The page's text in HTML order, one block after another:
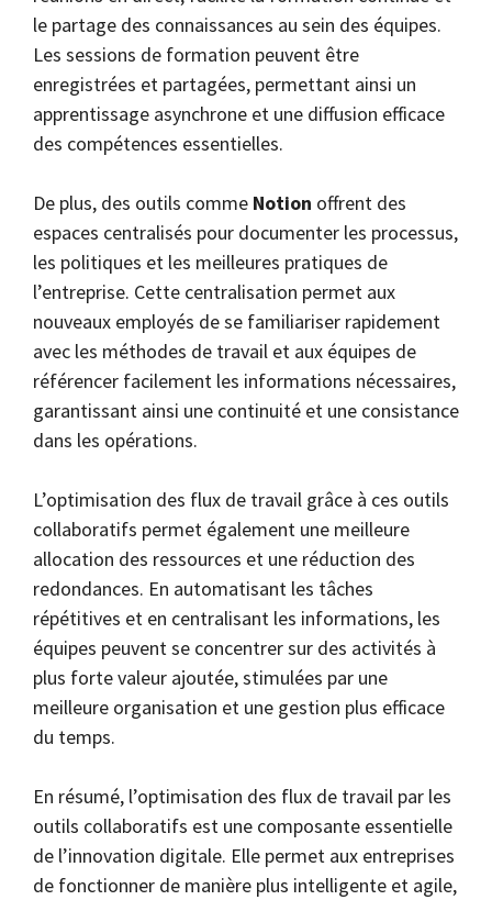
le partage des connaissances au sein des équipes.
Les sessions de formation peuvent être
enregistrées et partagées, permettant ainsi un
apprentissage asynchrone et une diffusion efficace
des compétences essentielles.
De plus, des outils comme Notion offrent des
espaces centralisés pour documenter les processus,
les politiques et les meilleures pratiques de
l’entreprise. Cette centralisation permet aux
nouveaux employés de se familiariser rapidement
avec les méthodes de travail et aux équipes de
référencer facilement les informations nécessaires,
garantissant ainsi une continuité et une consistance
dans les opérations.
L’optimisation des flux de travail grâce à ces outils
collaboratifs permet également une meilleure
allocation des ressources et une réduction des
redondances. En automatisant les tâches
répétitives et en centralisant les informations, les
équipes peuvent se concentrer sur des activités à
plus forte valeur ajoutée, stimulées par une
meilleure organisation et une gestion plus efficace
du temps.
En résumé, l’optimisation des flux de travail par les
outils collaboratifs est une composante essentielle
de l’innovation digitale. Elle permet aux entreprises
de fonctionner de manière plus intelligente et agile,